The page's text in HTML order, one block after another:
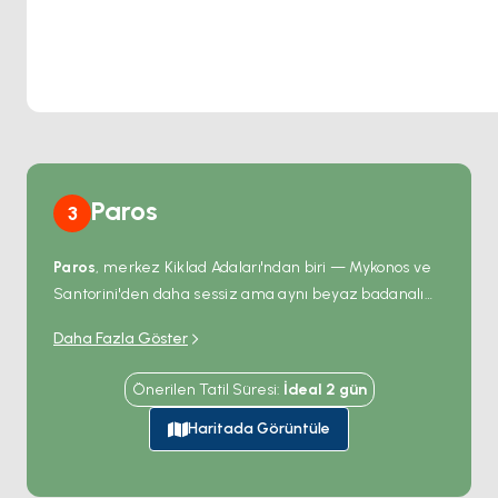
3 Paros
Paros, merkez Kiklad Adaları'ndan biri — Mykonos ve
Santorini'den daha sessiz ama aynı beyaz badanalı
liman kasabası Venedik döneminden kalma taş bir
mendireği, masaları doğrudan rıhtımda olan bir balık
meyhanesi sırasını ve zincirdeki en güzel gün
batımlarından birini barındırıyor. Köyün güneyinde
Kolymbithresplajı rüzgâr ve suyla şekillendirilmiş
Daha Fazla Göster
Önerilen Tatil Süresi: İdeal 2 gün
Haritada Görüntüle